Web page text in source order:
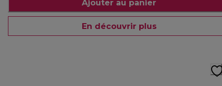
Ajouter au panier
En découvrir plus